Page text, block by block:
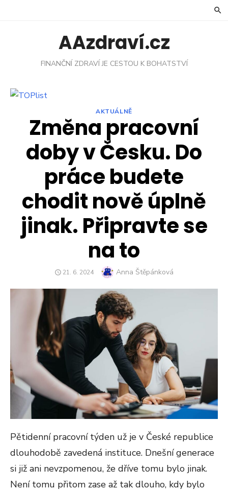
AAzdraví.cz
FINANČNÍ ZDRAVÍ JE CESTOU K BOHATSTVÍ
AKTUÁLNĚ
Změna pracovní
doby v Česku. Do
práce budete
chodit nově úplně
jinak. Připravte se
na to
POSTED
21. 6. 2024 Author
Anna Štěpánková
Pětidenní pracovní týden už je v České republice
dlouhodobě zavedená instituce. Dnešní generace
si již ani nevzpomenou, že dříve tomu bylo jinak.
Není tomu přitom zase až tak dlouho, kdy bylo